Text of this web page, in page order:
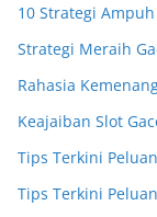
10 Strategi
Strategi Meraih
Rahasia
Keajaiban Slot
Tips Terkini
Tips Terkini